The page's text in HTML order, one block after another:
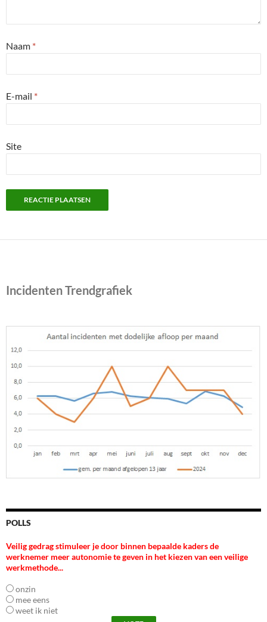
Naam *
E-mail *
Site
Incidenten Trendgrafiek
POLLS
Veilig gedrag stimuleer je door binnen bepaalde kaders de
werknemer meer autonomie te geven in het kiezen van een veilige
werkmethode...
onzin
mee eens
weet ik niet